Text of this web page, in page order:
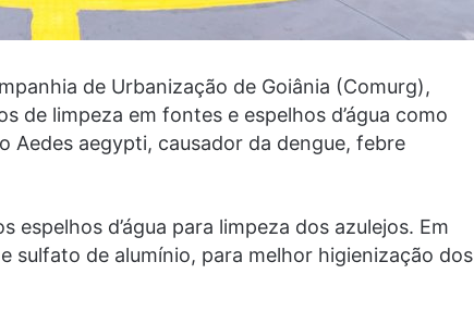
de Urbanização de Goiânia (Comurg),
de limpeza em fontes e espelhos d’água como
Aedes aegypti, causador da dengue, febre
d’água para limpeza dos azulejos. Em
sulfato de alumínio, para melhor higienização dos